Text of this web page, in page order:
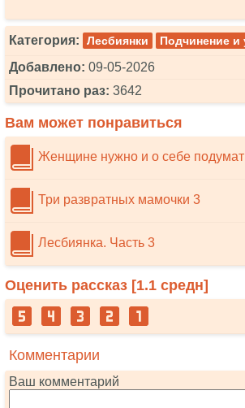
Категория: Лесбиянки Подчинение и
Добавлено: 09-05-2026
Прочитано раз: 3642
Вам может понравиться
Женщине нужно и о себе
Три развратных мамочки 3
Лесбиянка. Часть 3
Оценить рассказ [1.1 средн]
Комментарии
Ваш комментарий